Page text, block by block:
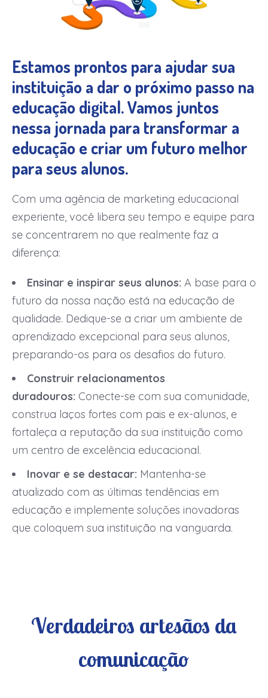
Estamos prontos para ajudar sua
instituição a dar o próximo passo na
educação digital. Vamos juntos
nessa jornada para transformar a
educação e criar um futuro melhor
para seus alunos.
Com uma agência de marketing educacional
experiente, você libera seu tempo e equipe para
se concentrarem no que realmente faz a
diferença:
Ensinar e inspirar seus alunos: A base para o
futuro da nossa nação está na educação de
qualidade. Dedique-se a criar um ambiente de
aprendizado excepcional para seus alunos,
preparando-os para os desafios do futuro.
Construir relacionamentos
duradouros: Conecte-se com sua comunidade,
construa laços fortes com pais e ex-alunos, e
fortaleça a reputação da sua instituição como
um centro de excelência educacional.
Inovar e se destacar: Mantenha-se
atualizado com as últimas tendências em
educação e implemente soluções inovadoras
que coloquem sua instituição na vanguarda.
Verdadeiros artesãos da
comunicação